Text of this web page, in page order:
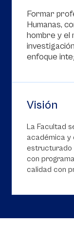
Formar
Humanas,
hombre y el
enfoque
Visión
La Facultad
académica y
estructurado
con
calidad con